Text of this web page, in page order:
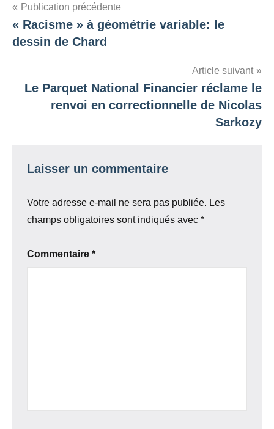
Navigation
de
Publication précédente
« Racisme » à géométrie variable: le
dessin de Chard
Article suivant
Le Parquet National Financier réclame le
renvoi en correctionnelle de Nicolas
Sarkozy
Laisser un commentaire
Votre adresse e-mail ne sera pas publiée. Les
champs obligatoires sont indiqués avec *
Commentaire *